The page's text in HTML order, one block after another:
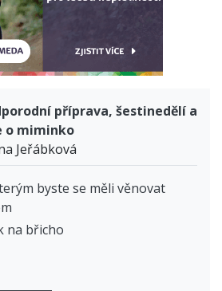
příprava, šestinedělí a
o miminko
Jeřábková
byste se měli věnovat
na břicho